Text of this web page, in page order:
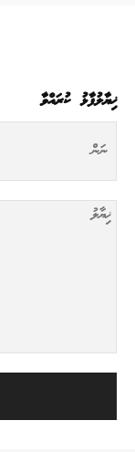
ޚިޔާލުފާޅު ކުރައްވާ